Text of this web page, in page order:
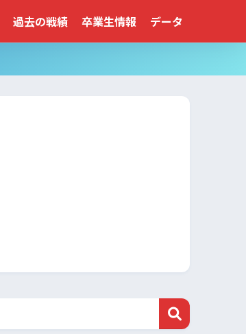
過去の戦績 卒業生情報 データ